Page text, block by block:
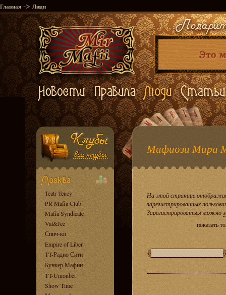
Главная -> Люди
Teatr Teney
PR Mafia Club
Mafia Syndicate
Val&Jee
Спич-ки
Empire of Liber
TT-Радио Сити
Бункер Мафии
TT-Unionbet
Show Time
Мафиози Мира
На этой странице
зарегистрированных
Зарегистрироваться можно
показать